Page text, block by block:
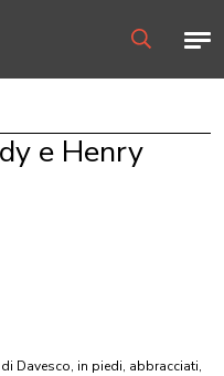
e Henry
Davesco, in piedi, abbracciati,